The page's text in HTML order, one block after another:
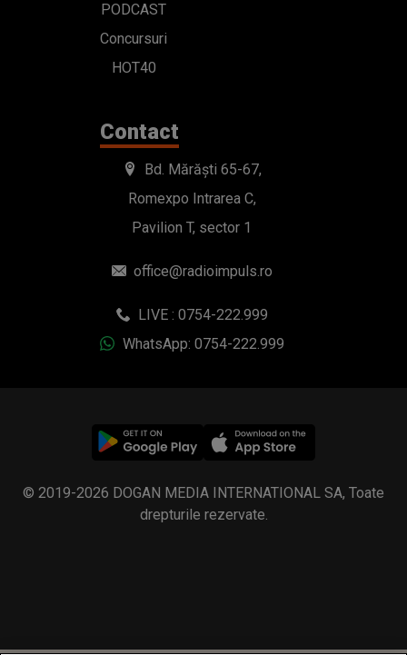
PODCAST
Concursuri
HOT40
Contact
Bd. Mărăști 65-67,
Romexpo Intrarea C,
Pavilion T, sector 1
office@radioimpuls.ro
LIVE : 0754-222.999
WhatsApp: 0754-222.999
© 2019-2026 DOGAN MEDIA INTERNATIONAL SA, Toate
drepturile rezervate.